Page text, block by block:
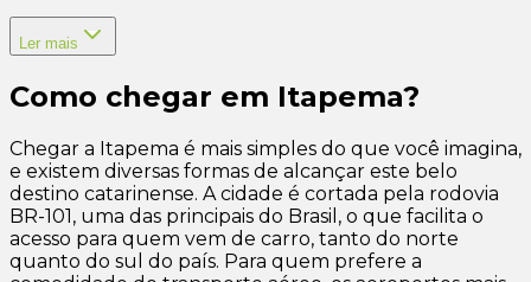
Ler mais
Como chegar em Itapema?
Chegar a Itapema é mais simples do que você imagina,
e existem diversas formas de alcançar este belo
destino catarinense. A cidade é cortada pela rodovia
BR-101, uma das principais do Brasil, o que facilita o
acesso para quem vem de carro, tanto do norte
quanto do sul do país. Para quem prefere a